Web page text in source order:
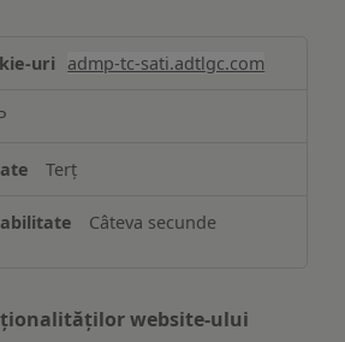
admp-tc-sati.adtlgc.com
Terț
Câteva secunde
website-ului